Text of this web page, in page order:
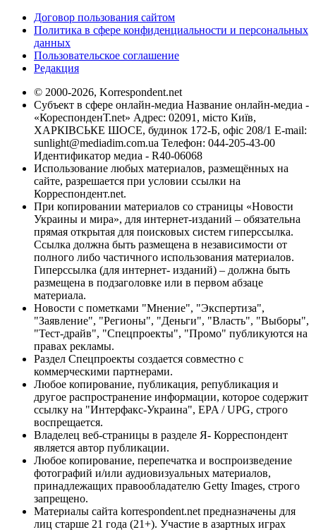
Договор пользования сайтом
Политика в сфере конфиденциальности и персональных
данных
Пользовательское соглашение
Редакция
© 2000-2026, Korrespondent.net
Субъект в сфере онлайн-медиа Название онлайн-медиа -
«КореспонденТ.net» Адрес: 02091, місто Київ,
ХАРКІВСЬКЕ ШОСЕ, будинок 172-Б, офіс 208/1 E-mail:
sunlight@mediadim.com.ua Телефон: 044-205-43-00
Идентификатор медиа - R40-06068
Использование любых материалов, размещённых на
сайте, разрешается при условии ссылки на
Корреспондент.net.
При копировании материалов со страницы «Новости
Украины и мира», для интернет-изданий – обязательна
прямая открытая для поисковых систем гиперссылка.
Ссылка должна быть размещена в независимости от
полного либо частичного использования материалов.
Гиперссылка (для интернет- изданий) – должна быть
размещена в подзаголовке или в первом абзаце
материала.
Новости с пометками "Мнение", "Экспертиза",
"Заявление", "Регионы", "Деньги", "Власть", "Выборы",
"Тест-драйв", "Спецпроекты", "Промо" публикуются на
правах рекламы.
Раздел Спецпроекты создается совместно с
коммерческими партнерами.
Любое копирование, публикация, републикация и
другое распространение информации, которое содержит
ссылку на "Интерфакс-Украина", EPA / UPG, строго
воспрещается.
Владелец веб-страницы в разделе Я- Корреспондент
является автор публикации.
Любое копирование, перепечатка и воспроизведение
фотографий и/или аудиовизуальных материалов,
принадлежащих правообладателю Getty Images, строго
запрещено.
Материалы сайта korrespondent.net предназначены для
лиц старше 21 года (21+). Участие в азартных играх